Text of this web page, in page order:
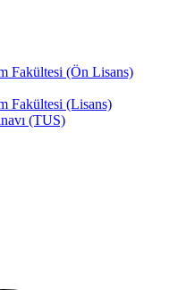
Fakültesi (Ön Lisans)
Fakültesi (Lisans)
(TUS)